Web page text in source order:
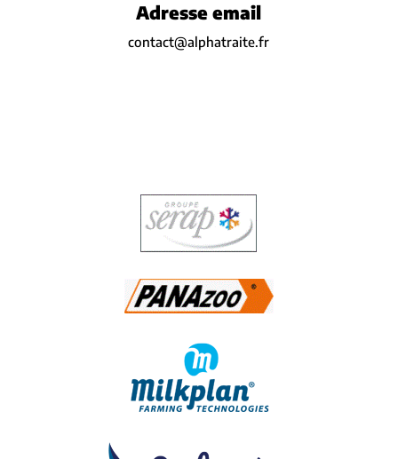
Adresse email
contact@alphatraite.fr